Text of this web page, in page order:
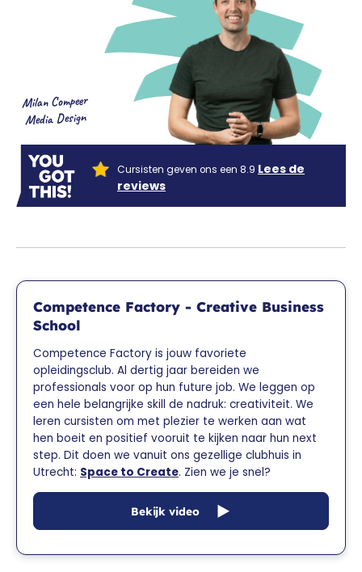
Milan Compeer
Media Design
Cursisten geven ons een 8.9 Lees de
reviews
Competence Factory - Creative Business
School
Competence Factory is jouw favoriete
opleidingsclub. Al dertig jaar bereiden we
professionals voor op hun future job. We leggen op
een hele belangrijke skill de nadruk: creativiteit. We
leren cursisten om met plezier te werken aan wat
hen boeit en positief vooruit te kijken naar hun next
step. Dit doen we vanuit ons gezellige clubhuis in
Utrecht: Space to Create. Zien we je snel?
Bekijk video